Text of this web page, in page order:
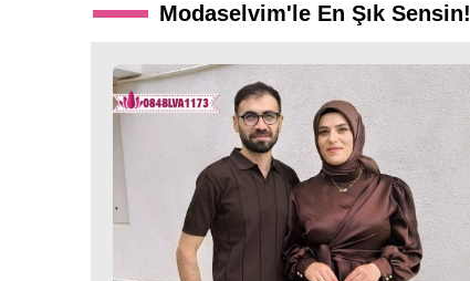
Modaselvim'le En Şık Sensin!